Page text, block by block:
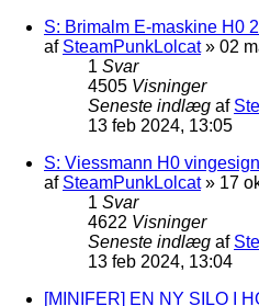
S: Brimalm E-maskine H0
af SteamPunkLolcat» 02
1 Svar
4505 Visninger
Seneste indlæg af
13 feb 2024, 13:05
S: Viessmann H0
af SteamPunkLolcat» 17
1 Svar
4622 Visninger
Seneste indlæg af
13 feb 2024, 13:04
[MINIFER] EN NY SILO I